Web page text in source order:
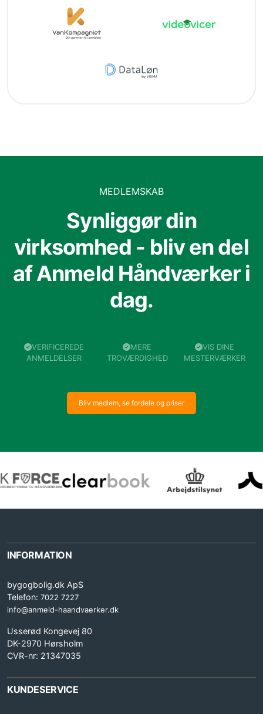
MEDLEMSKAB
Synliggør din
virksomhed - bliv en del
af Anmeld Håndværker i
dag.
VERIFICEREDE
ANMELDELSER
MERE
TROVÆRDIGHED
VIS DINE
MESTERVÆRKER
Bliv medlem, se fordele og priser
INFORMATION
bygogbolig.dk ApS
Telefon: 7022 7227
info@anmeld-haandvaerker.dk
Usserød Kongevej 80
DK-2970 Hørsholm
CVR-nr: 21347035
KUNDESERVICE